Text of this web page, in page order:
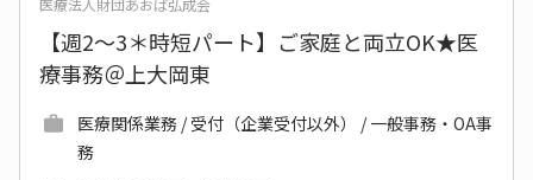
医療法人財団あおば弘成会
【週2～3＊時短パート】ご家庭と両立OK★医
療事務＠上大岡東
医療関係業務 / 受付（企業受付以外） / 一般事務・OA事
務